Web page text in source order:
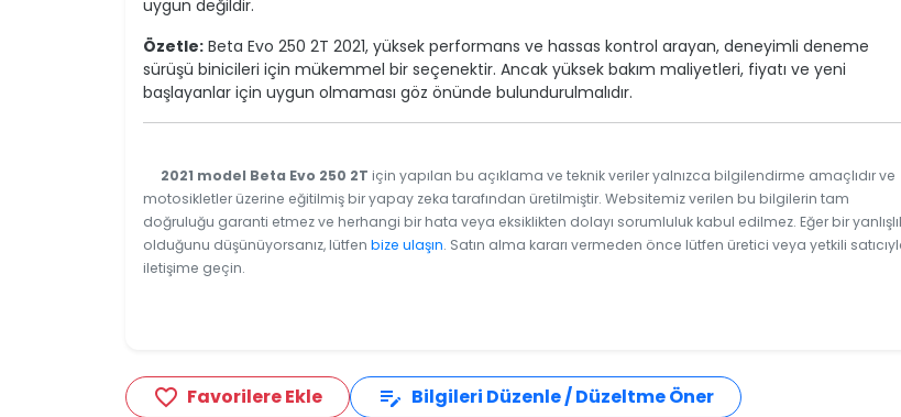
uygun değildir.
Özetle: Beta Evo 250 2T 2021, yüksek performans ve hassas kontrol arayan, deneyimli deneme
sürüşü binicileri için mükemmel bir seçenektir. Ancak yüksek bakım maliyetleri, fiyatı ve yeni
başlayanlar için uygun olmaması göz önünde bulundurulmalıdır.
2021 model Beta Evo 250 2T için yapılan bu açıklama ve teknik veriler yalnızca bilgilendirme amaçlıdır ve
motosikletler üzerine eğitilmiş bir yapay zeka tarafından üretilmiştir. Websitemiz verilen bu bilgilerin tam
doğruluğu garanti etmez ve herhangi bir hata veya eksiklikten dolayı sorumluluk kabul edilmez. Eğer bir
olduğunu düşünüyorsanız, lütfen bize ulaşın. Satın alma kararı vermeden önce lütfen üretici veya yetkili
iletişime geçin.
favorite_border Favorilere Ekle edit_note Bilgileri Düzenle / Düzeltme Öner